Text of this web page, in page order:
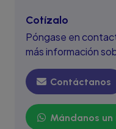
Cotízalo
Póngase en
más información
Contáctanos
Mándanos un